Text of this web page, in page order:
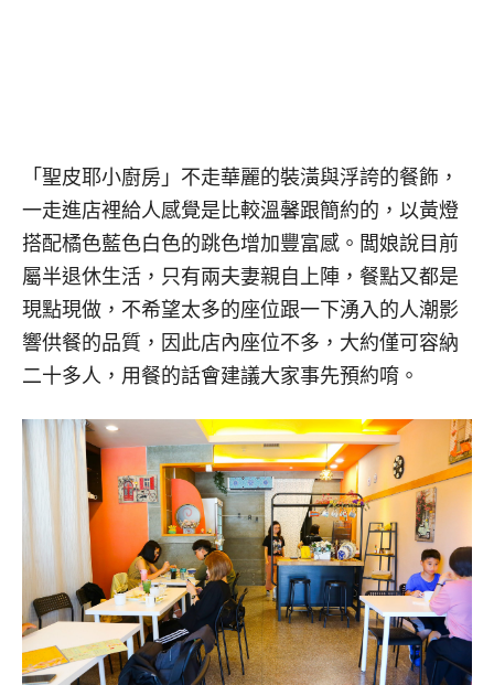
「聖皮耶小廚房」不走華麗的裝潢與浮誇的餐飾，
一走進店裡給人感覺是比較溫馨跟簡約的，以黃燈
搭配橘色藍色白色的跳色增加豐富感。闆娘說目前
屬半退休生活，只有兩夫妻親自上陣，餐點又都是
現點現做，不希望太多的座位跟一下湧入的人潮影
響供餐的品質，因此店內座位不多，大約僅可容納
二十多人，用餐的話會建議大家事先預約唷。